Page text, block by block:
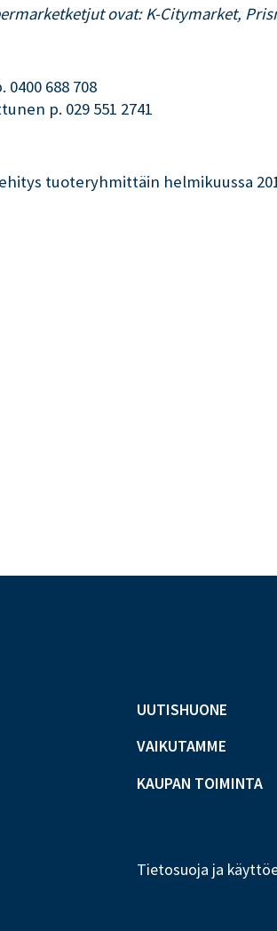
ovat: K-Citymarket,
688 708
p. 029 551 2741
tuoteryhmittäin helmikuussa
UUTISHUONE
VAIKUTAMME
KAUPAN TOIMINTA
Tietosuoja ja